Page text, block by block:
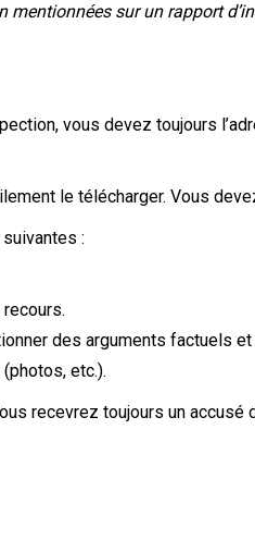
sur un rapport
vous devez toujours
le télécharger. Vous
:
des arguments factuels
etc.).
recevrez toujours un